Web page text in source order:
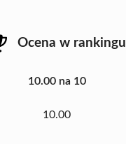
Ocena w rankingu
10.00 na 10
10.00